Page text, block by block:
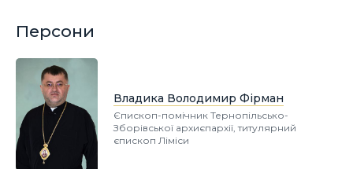
Персони
Владика Володимир Фірман
Єпископ-помічник Тернопільсько-
Зборівської архиєпархії, титулярний
єпископ Ліміси